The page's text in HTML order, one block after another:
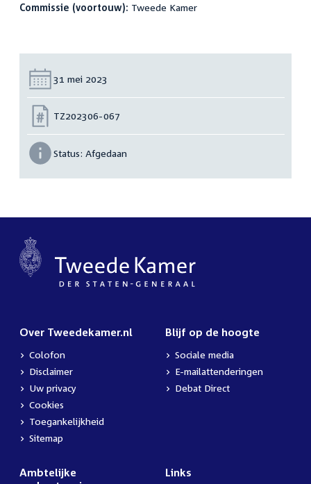
Commissie (voortouw): Tweede Kamer
Datum:
31 mei 2023
Nummer:
TZ202306-067
Status: Afgedaan
Over Tweedekamer.nl
Colofon
Disclaimer
Uw privacy
Cookies
Toegankelijkheid
Sitemap
Blijf op de hoogte
Sociale media
E-mailattenderingen
Debat Direct
Ambtelijke
Links